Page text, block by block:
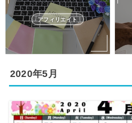
アフィリエイト
2020年5月